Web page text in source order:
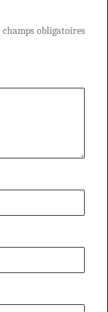
champs obligatoires